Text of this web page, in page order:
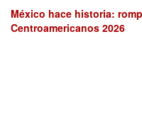
México hace historia:
Centroamericanos 2026